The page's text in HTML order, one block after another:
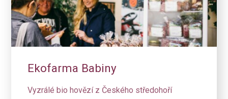
Ekofarma Babiny
Vyzrálé bio hovězí z Českého středohoří